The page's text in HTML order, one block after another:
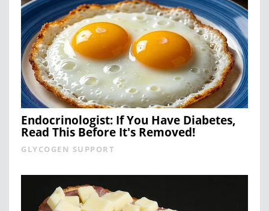
Endocrinologist: If You Have Diabetes,
Read This Before It's Removed!
GLYCOGEN SUPPORT